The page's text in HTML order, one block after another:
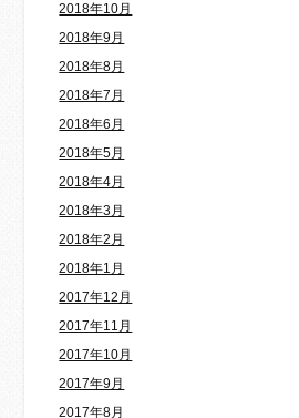
2018年10月
2018年9月
2018年8月
2018年7月
2018年6月
2018年5月
2018年4月
2018年3月
2018年2月
2018年1月
2017年12月
2017年11月
2017年10月
2017年9月
2017年8月